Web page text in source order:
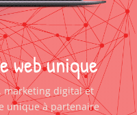
unique
marketing digitalet
unique à partenaire